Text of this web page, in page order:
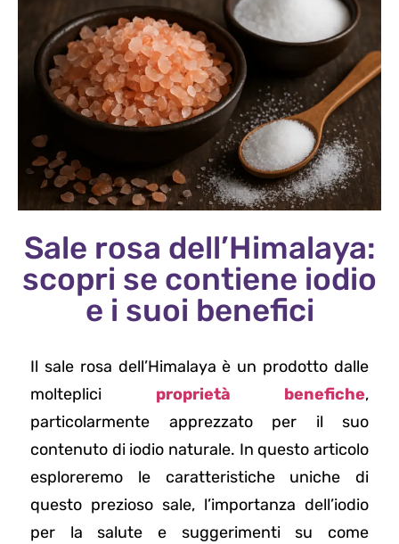
Sale rosa dell’Himalaya:
scopri se contiene iodio
e i suoi benefici
Il sale rosa dell’Himalaya è un prodotto dalle
molteplici proprietà benefiche,
particolarmente apprezzato per il suo
contenuto di iodio naturale. In questo articolo
esploreremo le caratteristiche uniche di
questo prezioso sale, l’importanza dell’iodio
per la salute e suggerimenti su come